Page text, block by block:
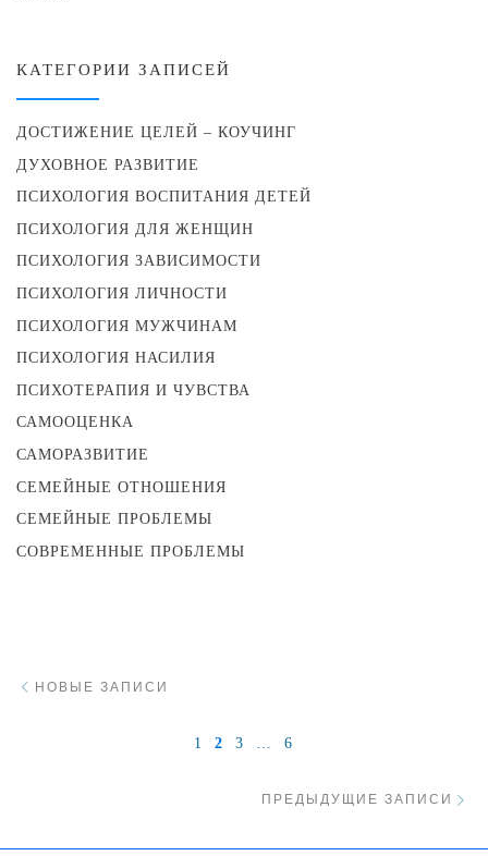
КАТЕГОРИИ ЗАПИСЕЙ
ДОСТИЖЕНИЕ ЦЕЛЕЙ – КОУЧИНГ
ДУХОВНОЕ РАЗВИТИЕ
ПСИХОЛОГИЯ ВОСПИТАНИЯ ДЕТЕЙ
ПСИХОЛОГИЯ ДЛЯ ЖЕНЩИН
ПСИХОЛОГИЯ ЗАВИСИМОСТИ
ПСИХОЛОГИЯ ЛИЧНОСТИ
ПСИХОЛОГИЯ МУЖЧИНАМ
ПСИХОЛОГИЯ НАСИЛИЯ
ПСИХОТЕРАПИЯ И ЧУВСТВА
САМООЦЕНКА
САМОРАЗВИТИЕ
СЕМЕЙНЫЕ ОТНОШЕНИЯ
СЕМЕЙНЫЕ ПРОБЛЕМЫ
СОВРЕМЕННЫЕ ПРОБЛЕМЫ
НОВЫЕ ЗАПИСИ
1 2 3 … 6
ПРЕДЫДУЩИЕ ЗАПИСИ